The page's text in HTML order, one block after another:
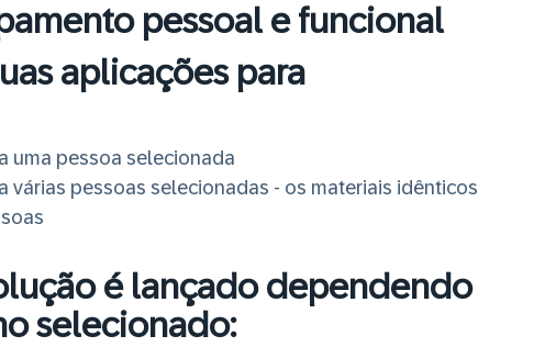
pessoal e funcional
aplicações para
uma pessoa selecionada
várias pessoas selecionadas - os materiais idênticos
é lançado dependendo
selecionado: